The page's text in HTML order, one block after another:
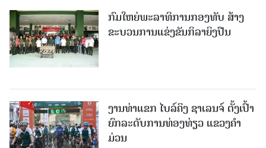
ກົມໃຫຍ່ພະລາທິການກອງທັບ ສ້າງ
ຂະບວນການແຂ່ງຂັນກິລາຍິງປືນ
ງານທ່າແຂກ ໄບລ໌ຄິງ ຊາເລນຈ໌ ຕັ້ງເປົ້າ
ຍົກລະດັບການທ່ອງທ່ຽວ ແຂວງຄໍາ
ມ່ວນ